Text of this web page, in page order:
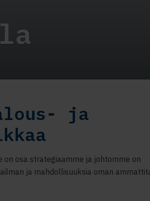
ja
osa strategiaamme ja johtomme on
ja mahdollisuuksia oman